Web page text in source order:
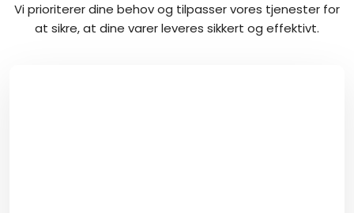
Vi prioriterer dine behov og tilpasser vores tjenester for
at sikre, at dine varer leveres sikkert og effektivt.